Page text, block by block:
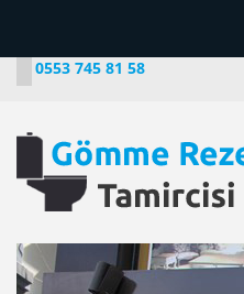
0553 745 81 58